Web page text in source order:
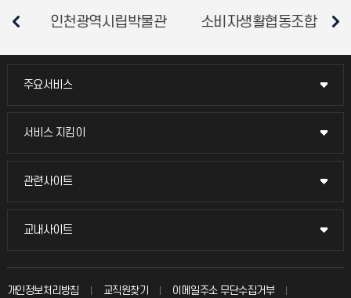
인천광역시립박물관 소비자생활협동조합
주요서비스
주요서비스
교무회의방송
입학안내
서비스 지킴이
서비스 지킴이
묻고 답하기
관련사이트
관련사이트
국방헬프콜
교내사이트
교내사이트
교수회
개인정보처리방침 교직원찾기 이메일주소 무단수집거부